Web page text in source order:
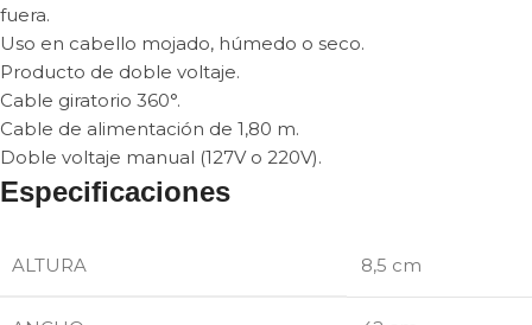
fuera.
Uso en cabello mojado, húmedo o seco.
Producto de doble voltaje.
Cable giratorio 360°.
Cable de alimentación de 1,80 m.
Doble voltaje manual (127V o 220V).
Especificaciones
ALTURA 8,5 cm